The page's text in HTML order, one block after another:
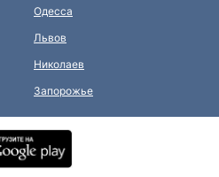
Одесса
Львов
Николаев
Запорожье